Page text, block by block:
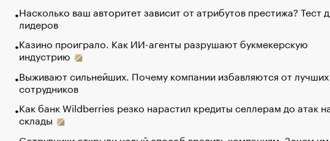
Насколько ваш авторитет зависит от атрибутов престижа? Тест
лидеров
Казино проиграло. Как ИИ-агенты разрушают букмекерскую
индустрию
Выживают сильнейших. Почему компании избавляются от лучших
сотрудников
Как банк Wildberries резко нарастил кредиты селлерам до атак
склады